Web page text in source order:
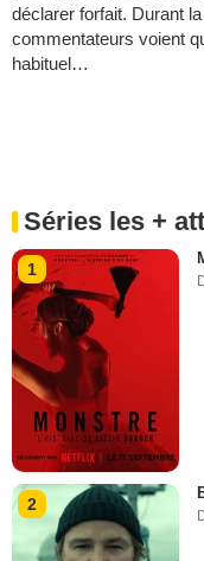
déclarer forfait. Durant
commentateurs voient
habituel…
Séries les +
1
2